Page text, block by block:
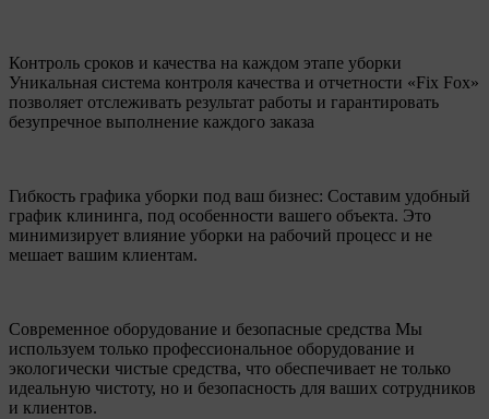
Контроль сроков и качества на каждом этапе уборки
Уникальная система контроля качества и отчетности «Fix Fox»
позволяет отслеживать результат работы и гарантировать
безупречное выполнение каждого заказа
Гибкость графика уборки под ваш бизнес: Составим удобный
график клининга, под особенности вашего объекта. Это
минимизирует влияние уборки на рабочий процесс и не
мешает вашим клиентам.
Современное оборудование и безопасные средства Мы
используем только профессиональное оборудование и
экологически чистые средства, что обеспечивает не только
идеальную чистоту, но и безопасность для ваших сотрудников
и клиентов.